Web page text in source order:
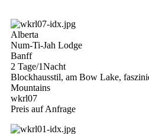
Alberta
Num-Ti-Jah Lodge
Banff
2 Tage/1Nacht
Blockhausstil, am Bow Lake,
Mountains
wkrl07
Preis auf Anfrage